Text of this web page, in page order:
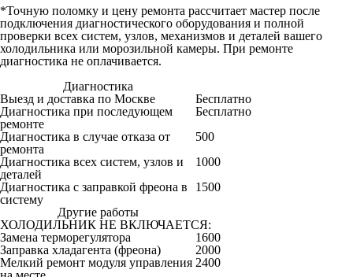
*Точную поломку и цену ремонта рассчитает мастер после
подключения диагностического оборудования и полной
проверки всех систем, узлов, механизмов и деталей вашего
холодильника или морозильной камеры. При ремонте
диагностика не оплачивается.
Диагностика
Выезд и доставка по Москве
Бесплатно
Диагностика при последующем
ремонте
Бесплатно
Диагностика в случае отказа от
ремонта
500
Диагностика всех систем, узлов и
деталей
1000
Диагностика с заправкой фреона в
систему
1500
Другие работы
ХОЛОДИЛЬНИК НЕ ВКЛЮЧАЕТСЯ:
Замена терморегулятора
1600
Заправка хладагента (фреона)
2000
Мелкий ремонт модуля управления 2400